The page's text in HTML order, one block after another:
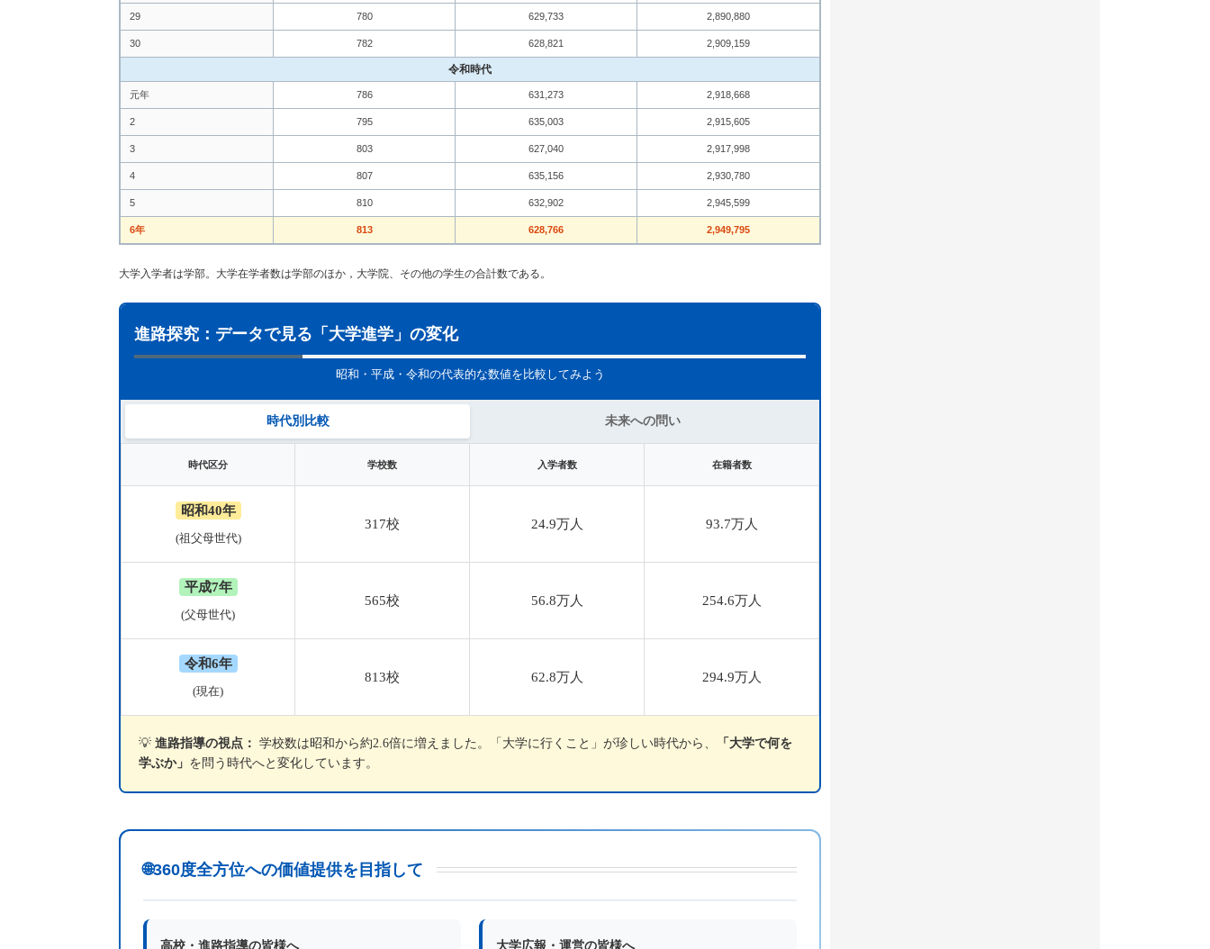
29 780 629,733 2,890,880
30 782 628,821 2,909,159
令和時代
元年 786 631,273 2,918,668
2 795 635,003 2,915,605
3 803 627,040 2,917,998
4 807 635,156 2,930,780
5 810 632,902 2,945,599
6年 813 628,766 2,949,795
大学入学者は学部。大学在学者数は学部のほか，大学院、その他の学生の合計数である。
進路探究：データで見る「大学進学」の変化
昭和・平成・令和の代表的な数値を比較してみよう
時代別比較 未来への問い
時代区分 学校数 入学者数 在籍者数
昭和40年
(祖父母世代)
317校 24.9万人 93.7万人
平成7年
(父母世代)
565校 56.8万人 254.6万人
令和6年
(現在)
813校 62.8万人 294.9万人
💡 進路指導の視点： 学校数は昭和から約2.6倍に増えました。「大学に行くこと」が珍しい時代から、
「大学で何を
学ぶか」 を問う時代へと変化しています。
🌐360度全方位への価値提供を目指して
高校・進路指導の皆様へ 大学広報・運営の皆様へ